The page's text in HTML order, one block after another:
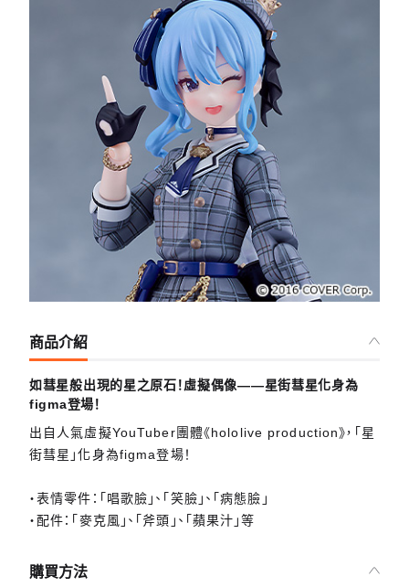
商品介紹
如彗星般出現的星之原石！虛擬偶像——星街彗星化身為
figma登場！
出自人氣虛擬YouTuber團體《hololive production》，「星
街彗星」化身為figma登場！
・表情零件：「唱歌臉」、「笑臉」、「病態臉」
・配件：「麥克風」、「斧頭」、「蘋果汁」等
購買方法